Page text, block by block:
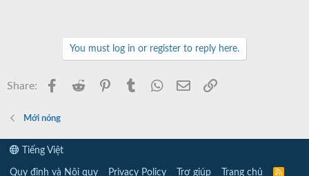
You must log in or register to reply here.
Share: Facebook
Reddit PinterestTumblr WhatsApp
Email
Mới nóng
Tiếng Việt
Quy định và Nội quy Privacy Policy Trợ giúp Trang chủ R